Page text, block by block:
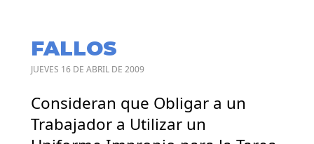
FALLOS
JUEVES 16 DE ABRIL DE 2009
Consideran que Obligar a un
Trabajador a Utilizar un